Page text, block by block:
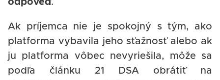
odpoveď .
Ak príjemca nie je spokojný s tým, ako
platforma vybavila jeho sťažnosť alebo ak
ju platforma vôbec nevyriešila, môže sa
podľa článku 21 DSA obrátiť na